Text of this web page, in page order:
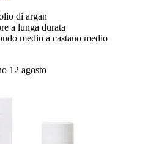
di argan
a lunga durata
medio a castano medio
12 agosto